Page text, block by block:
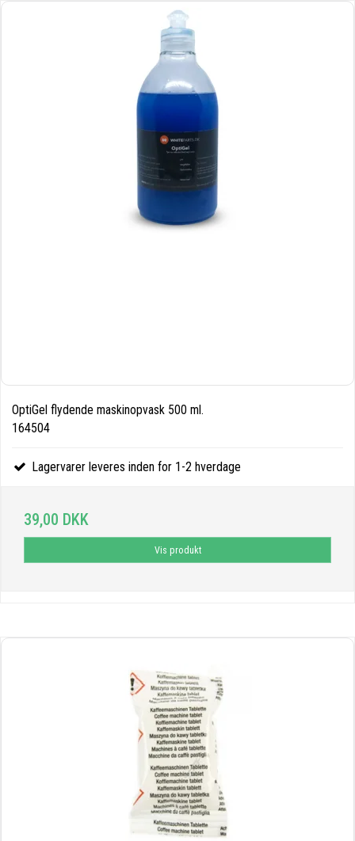
OptiGel flydende maskinopvask 500 ml.
164504
Lagervarer leveres inden for 1-2 hverdage
39,00 DKK
Vis produkt